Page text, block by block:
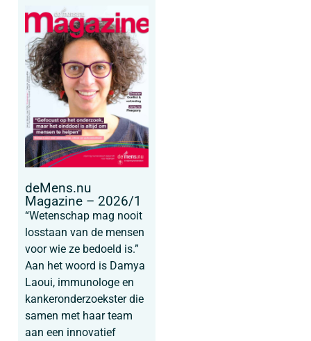
deMens.nu
Magazine – 2026/1
“Wetenschap mag nooit
losstaan van de mensen
voor wie ze bedoeld is.”
Aan het woord is Damya
Laoui, immunologe en
kankeronderzoekster die
samen met haar team
aan een innovatief